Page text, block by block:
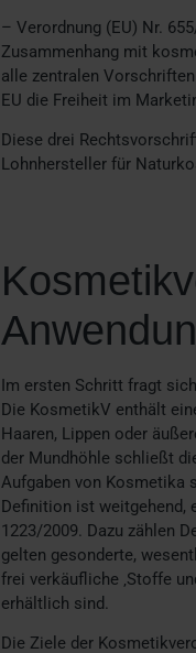
– Verordnung (EU) Nr.
Zusammenhang mit
alle zentralen
EU die Freiheit im
Diese drei
Lohnhersteller für
Im ersten Schritt fragt
Die KosmetikV enthält
Haaren, Lippen oder
der Mundhöhle schließt
Aufgaben von Kosmetika
Definition ist weitgehend,
1223/2009. Dazu zählen
gelten gesonderte,
frei verkäufliche ‚Stoffe
erhältlich sind.
Die Ziele der